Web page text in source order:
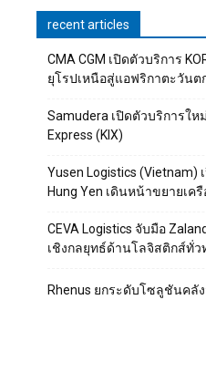
recent articles
CMA CGM เปิดตัวบริการ
ยุโรปเหนือสู่แอฟริกาตะวันต
Samudera เปิดตัวบริการให
Express (KIX)
Yusen Logistics
Hung Yen เดินหน้าขยายเค
CEVA Logistics จับมือ
เชิงกลยุทธ์ด้านโลจิสติกส์ทั่ว
Rhenus ยกระดับโซลูชันค